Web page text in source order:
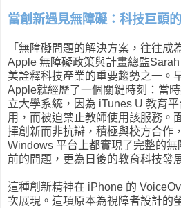
當創新遇見無障礙：科技巨頭
「無障礙問題的解決方案，往往成
Apple 無障礙政策與計畫總監
美詮釋科技產業的重要趨勢之一。
Apple就經歷了一個關鍵時刻：當
立大學系統，因為 iTunes U 教育
用，而被迫禁止教師使用該服務。
擇創新而非抗辯，積極與校方合作
Windows 平台上都實現了完整的
前的問題，更為日後的教育科技發
這種創新精神在 iPhone 的
次展現。這項原本為視障者設計的